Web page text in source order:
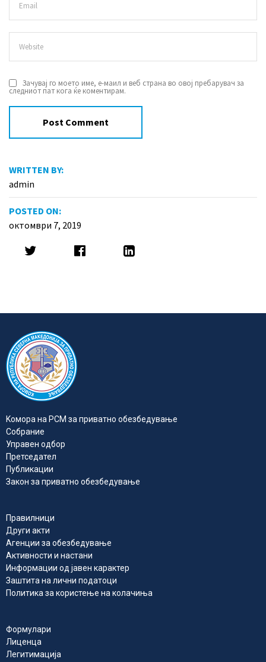
Зачувај го моето име, е-маил и веб страна во овој пребарувач за
следниот пат кога ќе коментирам.
WRITTEN BY:
admin
POSTED ON:
октомври 7, 2019
Kомора на РСМ за приватно обезбедувањe
Собрание
Управен одбор
Претседател
Публикации
Закон за приватно обезбедување
Правилници
Други акти
Агенции за обезбедување
Активности и настани
Информации од јавен карактер
Заштита на лични податоци
Политика за користење на колачиња
Формулари
Лиценца
Легитимација